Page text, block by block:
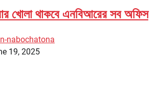
খোলা থাকবে এনবিআরের সব অফিস
nabochatona
19, 2025